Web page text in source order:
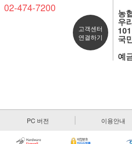
02-474-7200
고객센터
연결하기
농
우
101
국
예
PC 버전 이용안내